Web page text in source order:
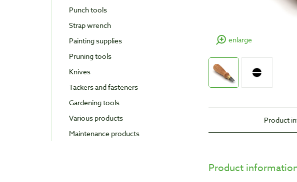
Punch tools
Strap wrench
Painting supplies
Pruning tools
Knives
Tackers and fasteners
Gardening tools
Various products
Maintenance products
enlarge
Product
Product